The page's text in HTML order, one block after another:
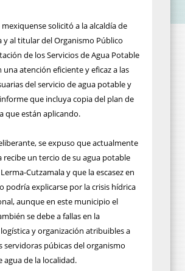
mexiquense solicitó a la alcaldía de
y al titular del Organismo Público
de los Servicios de Agua Potable
atención eficiente y eficaz a las
del servicio de agua potable y
que incluya copia del plan de
que están aplicando.
se expuso que actualmente
recibe un tercio de su agua potable
Cutzamala y que la escasez en
podría explicarse por la crisis hídrica
aunque en este municipio el
se debe a fallas en la
y organización atribuibles a
servidoras púbicas del organismo
agua de la localidad.